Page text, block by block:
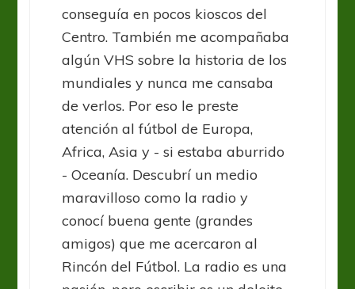
conseguía en pocos kioscos del
Centro. También me acompañaba
algún VHS sobre la historia de los
mundiales y nunca me cansaba
de verlos. Por eso le preste
atención al fútbol de Europa,
Africa, Asia y - si estaba aburrido
- Oceanía. Descubrí un medio
maravilloso como la radio y
conocí buena gente (grandes
amigos) que me acercaron al
Rincón del Fútbol. La radio es una